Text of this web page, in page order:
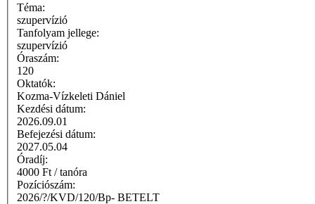
Téma:
szupervízió
Tanfolyam jellege:
szupervízió
Óraszám:
120
Oktatók:
Kozma-Vízkeleti Dániel
Kezdési dátum:
2026.09.01
Befejezési dátum:
2027.05.04
Óradíj:
4000 Ft / tanóra
Pozíciószám:
2026/?/KVD/120/Bp- BETELT